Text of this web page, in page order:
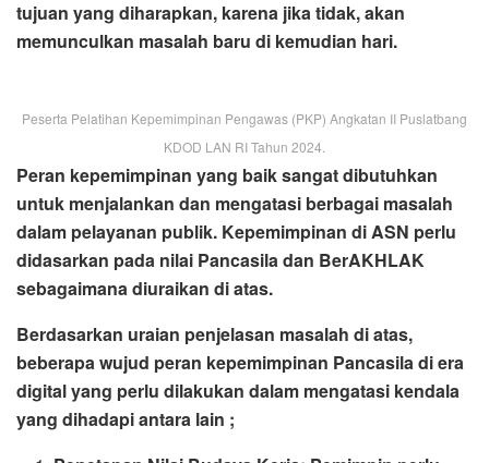
tujuan yang diharapkan, karena jika tidak, akan
memunculkan masalah baru di kemudian hari.
Peserta Pelatihan Kepemimpinan Pengawas (PKP) Angkatan II Puslatbang
KDOD LAN RI Tahun 2024.
Peran kepemimpinan yang baik sangat dibutuhkan
untuk menjalankan dan mengatasi berbagai masalah
dalam pelayanan publik. Kepemimpinan di ASN perlu
didasarkan pada nilai Pancasila dan BerAKHLAK
sebagaimana diuraikan di atas.
Berdasarkan uraian penjelasan masalah di atas,
beberapa wujud peran kepemimpinan Pancasila di era
digital yang perlu dilakukan dalam mengatasi kendala
yang dihadapi antara lain ;